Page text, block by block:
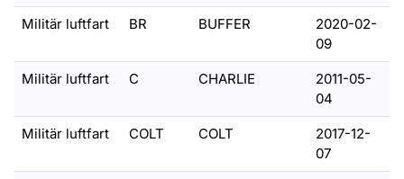
Militär luftfart BR BUFFER
2020-02-
09
Militär luftfart C CHARLIE
2011-05-
04
Militär luftfart COLT COLT
2017-12-
07